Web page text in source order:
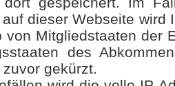
dieser Webseite wird
von Mitgliedstaaten der
des
gekürzt.